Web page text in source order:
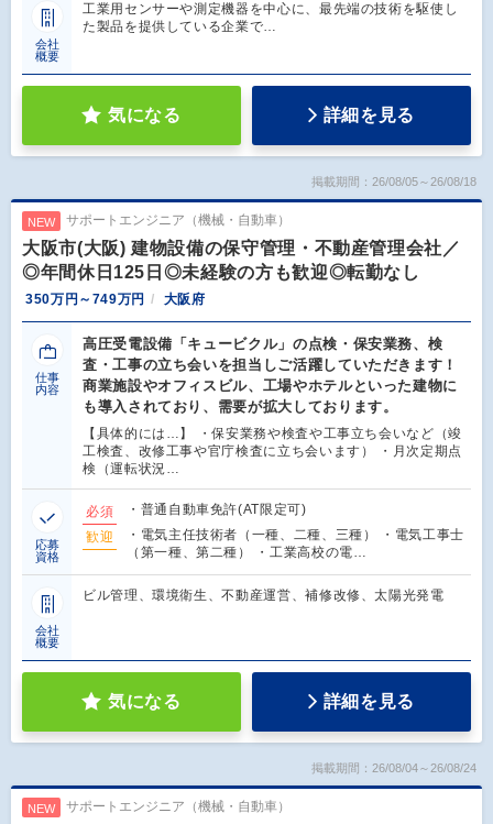
会社
概要
工業用センサーや測定機器を中心に、最先端の技術を駆使し
た製品を提供している企業で…
気になる 詳細を見る
掲載期間：26/08/05～26/08/18
NEW サポートエンジニア（機械・自動車）
大阪市(大阪) 建物設備の保守管理・不動産管理会社／
◎年間休日125日◎未経験の方も歓迎◎転勤なし
350万円～749万円 大阪府
仕事
内容
高圧受電設備「キュービクル」の点検・保安業務、検
査・工事の立ち会いを担当しご活躍していただきます！
商業施設やオフィスビル、工場やホテルといった建物に
も導入されており、需要が拡大しております。
【具体的には…】 ・保安業務や検査や工事立ち会いなど（竣
工検査、改修工事や官庁検査に立ち会います） ・月次定期点
検（運転状況…
応募
資格
必須
・普通自動車免許(AT限定可)
歓迎
・電気主任技術者（一種、二種、三種） ・電気工事士
（第一種、第二種） ・工業高校の電…
会社
概要
ビル管理、環境衛生、不動産運営、補修改修、太陽光発電
気になる 詳細を見る
掲載期間：26/08/04～26/08/24
NEW サポートエンジニア（機械・自動車）